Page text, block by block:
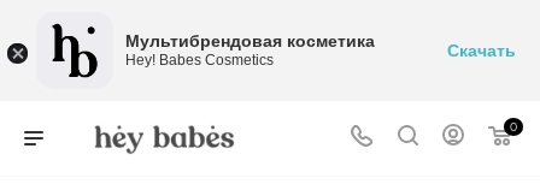
0
Мультибрендовая косметика
Hey! Babes Cosmetics Скачать